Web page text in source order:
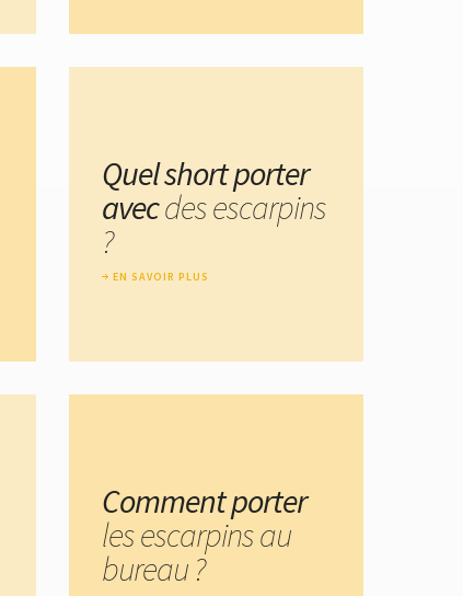
Quel short porter
avecdes escarpins
?
EN SAVOIR PLUS
Comment porter
les escarpins au
bureau ?